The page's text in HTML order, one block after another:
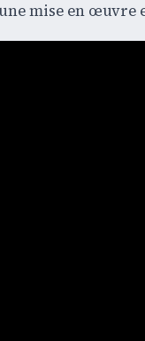
mise en